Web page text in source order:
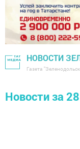
НОВОСТИ
Газета
Новости за